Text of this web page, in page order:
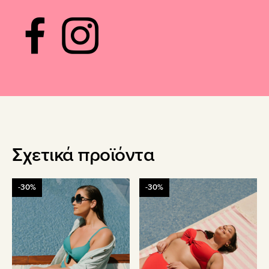
Σχετικά προϊόντα
-30% -30%